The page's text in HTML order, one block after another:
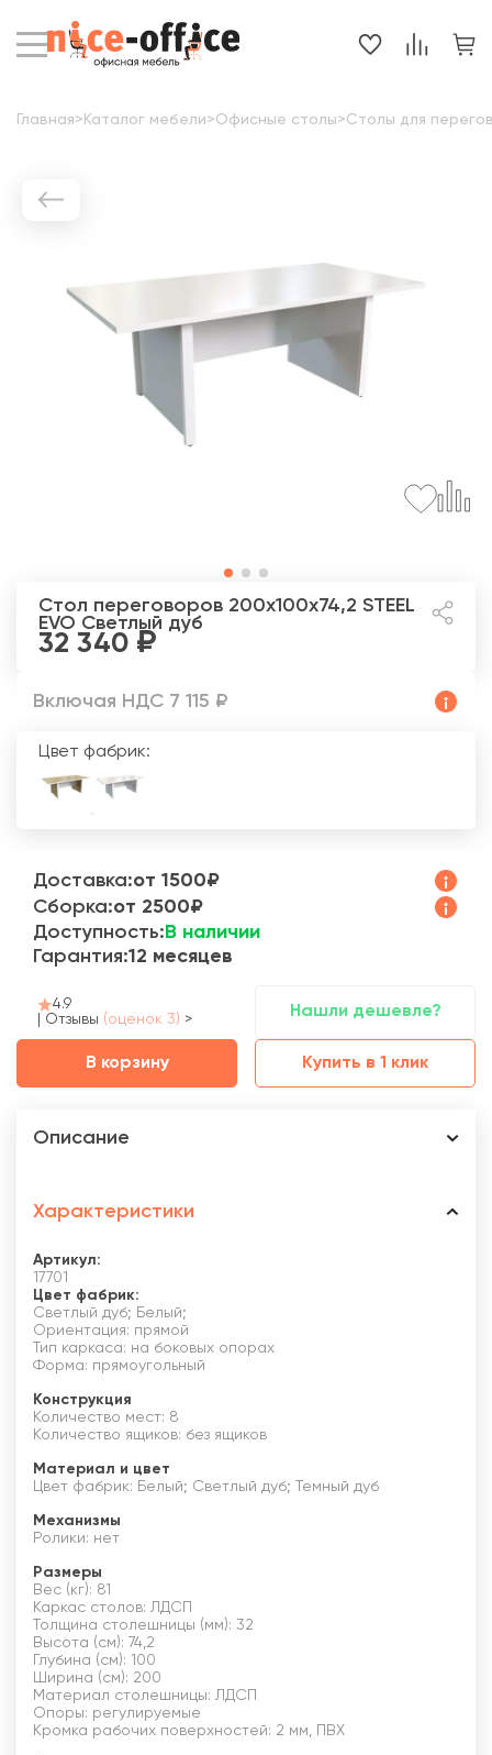
Главная> Каталог мебели>Офисные столы>Столы для
Стол переговоров 200x100x74,2 STEEL
EVO Светлый дуб
32 340
Включая НДС 7 115 ₽
Цвет фабрик:
Доставка:от 1500₽
Сборка:от 2500₽
Доступность: В наличии
Гарантия:12 месяцев
4.9
Отзывы (оценок 3) > Нашли дешевле?
В корзину Купить в 1 клик
Описание
Характеристики
Артикул:
17701
Цвет фабрик:
Светлый дуб; Белый;
Ориентация: прямой
Тип каркаса: на боковых опорах
Форма: прямоугольный
Конструкция
Количество мест: 8
Количество ящиков: без ящиков
Материал и цвет
Цвет фабрик: Белый; Светлый дуб; Темный дуб
Механизмы
Ролики: нет
Размеры
Вес (кг): 81
Каркас столов: ЛДСП
Толщина столешницы (мм): 32
Высота (см): 74,2
Глубина (см): 100
Ширина (см): 200
Материал столешницы: ЛДСП
Опоры: регулируемые
Кромка рабочих поверхностей: 2 мм, ПВХ